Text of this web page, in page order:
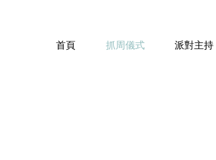
首頁 抓周儀式 派對主持